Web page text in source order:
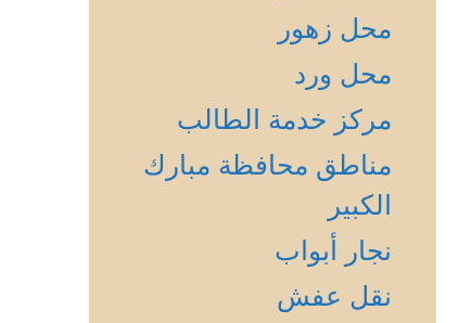
محل زهور
محل ورد
مركز خدمة الطالب
مناطق محافظة مبارك
الكبير
نجار أبواب
نقل عفش